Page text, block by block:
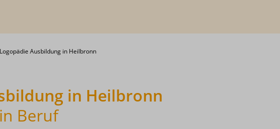
Logopädie Ausbildung in Heilbronn
in Heilbronn
Beruf